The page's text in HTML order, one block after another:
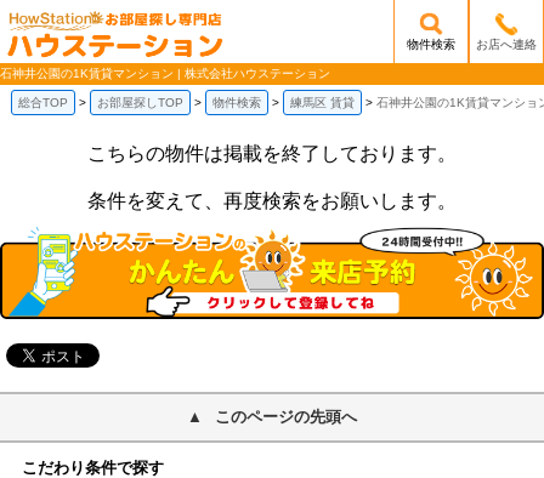
/mobile_img/head-logo.png
物件検索 お店へ連絡
石神井公園の1K賃貸マンション | 株式会社ハウステーション
総合TOP お部屋探しTOP 物件検索 練馬区 賃貸 石神井公園の1K賃貸マンショ
こちらの物件は掲載を終了しております。
条件を変えて、再度検索をお願いします。
このページの先頭へ
こだわり条件で探す